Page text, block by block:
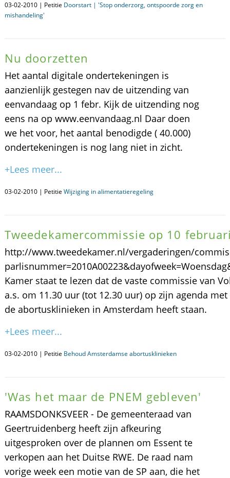
03-02-2010 | Petitie Doorstart | 'Stop onderzorg, ontspoorde zorg en
mishandeling'
Nu doorzetten
Het aantal digitale ondertekeningen is
aanzienlijk gestegen nav de uitzending van
eenvandaag op 1 febr. Kijk de uitzending nog
eens na op www.eenvandaag.nl Daar doen
we het voor, het aantal benodigde ( 40.000)
ondertekeningen is nog lang niet in zicht.
+Lees meer...
03-02-2010 | Petitie Wijziging in alimentatieregeling
Tweedekamercommissie op 10
http://www.tweedekamer.nl/vergaderingen/
Kamer staat te lezen dat de vaste commissie van
a.s. om 11.30 uur (tot 12.30 uur) op zijn agenda
de abortusklinieken in Amsterdam heeft staan.
+Lees meer...
03-02-2010 | Petitie Behoud Amsterdamse abortusklinieken
'Was het maar de PNEM gebleven'
RAAMSDONKSVEER - De gemeenteraad van
Geertruidenberg heeft zijn afkeuring
uitgesproken over de plannen om Essent te
verkopen aan het Duitse RWE. De raad nam
vorige week een motie van de SP aan, die het